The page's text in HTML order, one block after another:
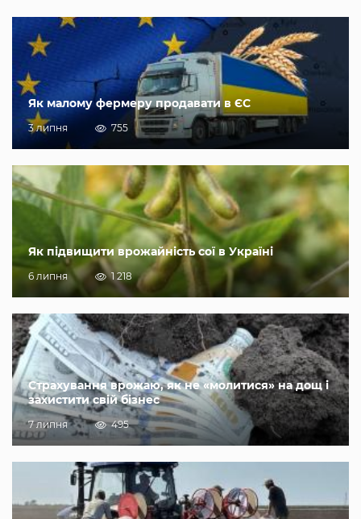
Як малому фермеру продавати в ЄС
3 липня 755
Як підвищити врожайність сої в Україні
6 липня 1 218
Страхування врожаю, як не «молитися» на дощ і
захистити свій бізнес
7 липня 495